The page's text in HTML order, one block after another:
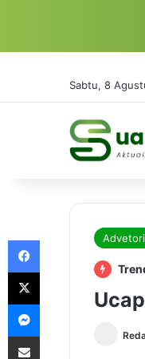
Sabtu, 8
Messenger